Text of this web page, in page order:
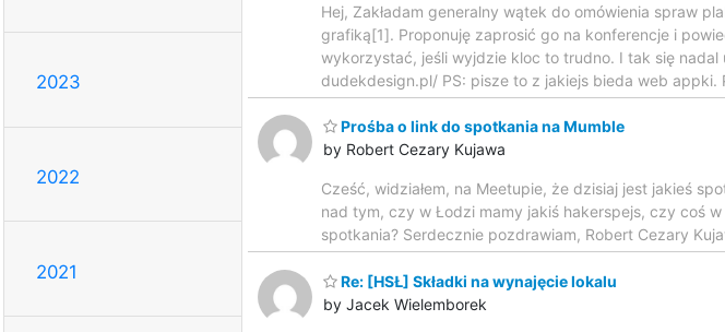
2023
2022
2021
Hej, Zakładam generalny wątek do omówienia spraw
grafiką[1]. Proponuję zaprosić go na konferencje i
wykorzystać, jeśli wyjdzie kloc to trudno. I tak się
dudekdesign.pl/ PS: pisze to z jakiejs bieda web appki.
Prośba o link do spotkania na Mumble
by Robert Cezary Kujawa
Cześć, widziałem, na Meetupie, że dzisiaj jest jakieś
nad tym, czy w Łodzi mamy jakiś hakerspejs, czy coś
spotkania? Serdecznie pozdrawiam, Robert Cezary
Re: [HSŁ] Składki na wynajęcie lokalu
by Jacek Wielemborek